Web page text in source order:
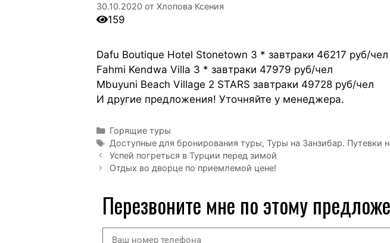
30.10.2020 от Хлопова Ксения
159
Dafu Boutique Hotel Stonetown 3 * завтраки 46217 руб/чел
Fahmi Kendwa Villa 3 * завтраки 47979 руб/чел
Mbuyuni Beach Village 2 STARS завтраки 49728 руб/чел
И другие предложения! Уточняйте у менеджера.
Горящие туры
Доступные для бронирования туры, Туры на Занзибар. Путевки
Успей погреться в Турции перед зимой
Отдых во дворце по приемлемой цене!
Перезвоните мне по этому